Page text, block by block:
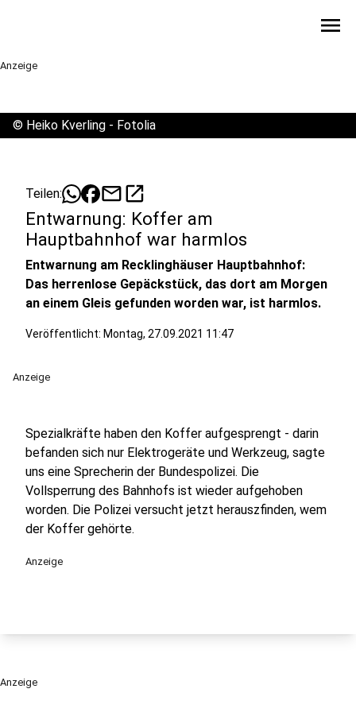
menu
Anzeige
© Heiko Kverling - Fotolia
Teilen: mailopen_in_new
Entwarnung: Koffer am
Hauptbahnhof war harmlos
Entwarnung am Recklinghäuser Hauptbahnhof:
Das herrenlose Gepäckstück, das dort am Morgen
an einem Gleis gefunden worden war, ist harmlos.
Veröffentlicht: Montag, 27.09.2021 11:47
Anzeige
Spezialkräfte haben den Koffer aufgesprengt - darin
befanden sich nur Elektrogeräte und Werkzeug, sagte
uns eine Sprecherin der Bundespolizei. Die
Vollsperrung des Bahnhofs ist wieder aufgehoben
worden. Die Polizei versucht jetzt herauszfinden, wem
der Koffer gehörte.
Anzeige
Anzeige